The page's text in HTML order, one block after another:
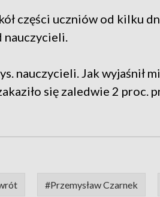
części uczniów od kilku
nauczycieli.
nauczycieli. Jak wyjaśnił
się zaledwie 2 proc.
#Przemysław Czarnek